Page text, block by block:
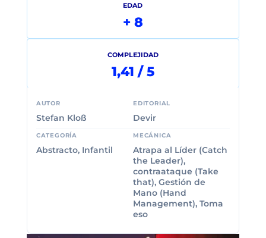
EDAD
+ 8
COMPLEJIDAD
1,41 / 5
AUTOR
Stefan Kloß
EDITORIAL
Devir
CATEGORÍA
Abstracto, Infantil
MECÁNICA
Atrapa al Líder (Catch
the Leader),
contraataque (Take
that), Gestión de
Mano (Hand
Management), Toma
eso